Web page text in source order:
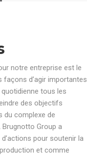
notre entreprise est le
façons d’agir importantes
tous les
des objectifs
du complexe de
Brugnotto Group a
pour soutenir la
et comme